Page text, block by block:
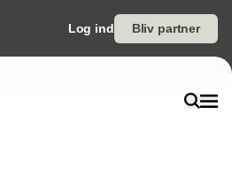
Log ind Bliv partner